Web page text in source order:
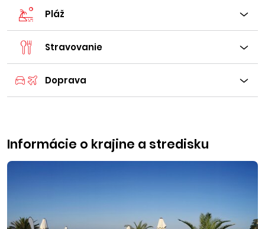
Pláž
Stravovanie
Doprava
Informácie o krajine a stredisku